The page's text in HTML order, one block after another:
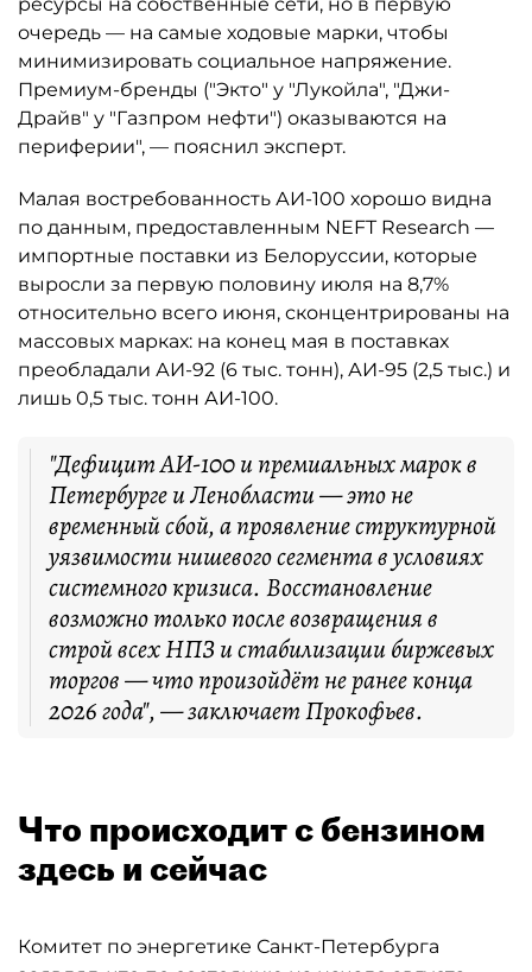
очередь — на самые ходовые марки, чтобы
минимизировать социальное напряжение.
Премиум-бренды ("Экто" у "Лукойла", "Джи-
Драйв" у "Газпром нефти") оказываются на
периферии", — пояснил эксперт.
Малая востребованность АИ-100 хорошо видна
по данным, предоставленным NEFT Research —
импортные поставки из Белоруссии, которые
выросли за первую половину июля на 8,7%
относительно всего июня, сконцентрированы на
массовых марках: на конец мая в поставках
преобладали АИ-92 (6 тыс. тонн), АИ-95 (2,5 тыс.) и
лишь 0,5 тыс. тонн АИ-100.
"Дефицит АИ-100 и премиальных марок в
Петербурге и Ленобласти — это не
временный сбой, а проявление структурной
уязвимости нишевого сегмента в условиях
системного кризиса. Восстановление
возможно только после возвращения в
строй всех НПЗ и стабилизации биржевых
торгов — что произойдёт не ранее конца
2026 года", — заключает Прокофьев.
Что происходит с бензином
здесь и сейчас
Комитет по энергетике Санкт-Петербурга